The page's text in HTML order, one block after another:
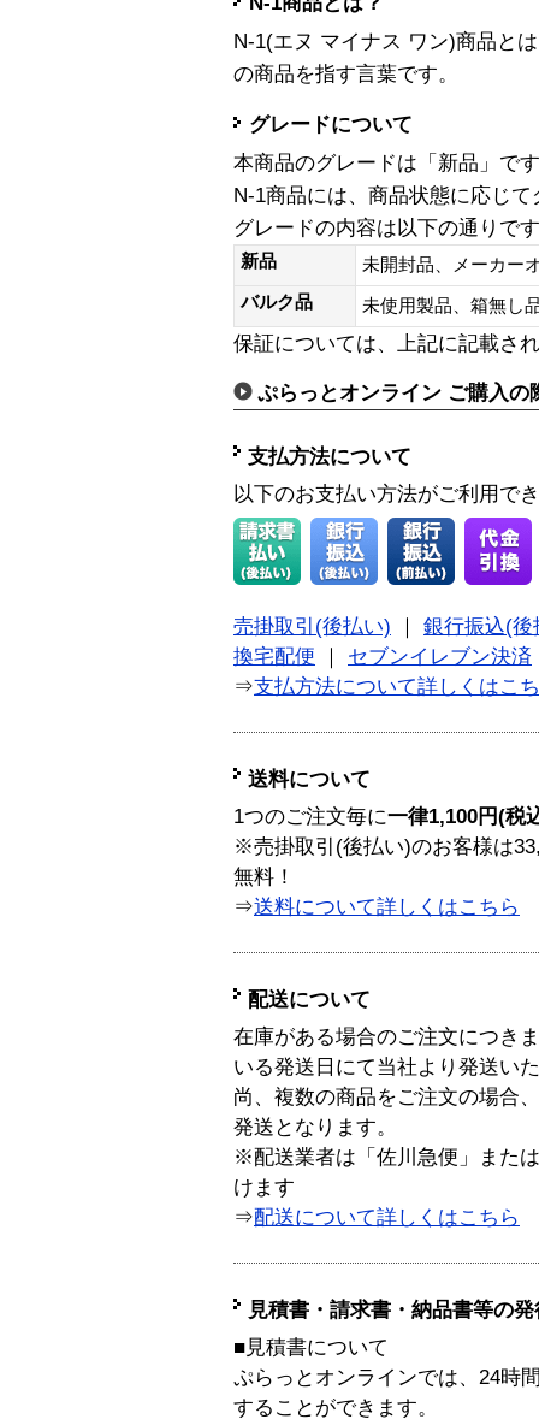
N-1(エヌ マイナス ワン)商品と
の商品を指す言葉です。
グレードについて
本商品のグレードは「新品」です
N-1商品には、商品状態に応じ
グレードの内容は以下の通りで
新品
未開封品、メーカー
バルク品
未使用製品、箱無
保証については、上記に記載さ
ぷらっとオンライン ご購入の
支払方法について
以下のお支払い方法がご利用で
売掛取引(後払い)
銀行振込(後
換宅配便
セブンイレブン決済
⇒支払方法について詳しくはこ
送料について
1つのご注文毎に一律1,100円(税
※売掛取引(後払い)のお客様は
無料！
⇒送料について詳しくはこちら
配送について
在庫がある場合のご注文につき
いる発送日にて当社より発送い
尚、複数の商品をご注文の場合
発送となります。
※配送業者は「佐川急便」また
けます
⇒配送について詳しくはこちら
見積書・請求書・納品書等の
■見積書について
ぷらっとオンラインでは、24時
することができます。